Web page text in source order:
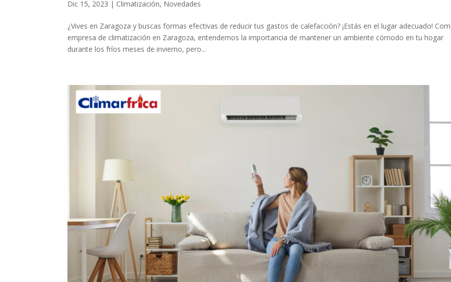
Dic 15, 2023 | Climatización, Novedades
¿Vives en Zaragoza y buscas formas efectivas de reducir tus gastos de calefacción? ¡Estás en el lugar adecuado!
empresa de climatización en Zaragoza, entendemos la importancia de mantener un ambiente cómodo en tu hogar
durante los fríos meses de invierno, pero...